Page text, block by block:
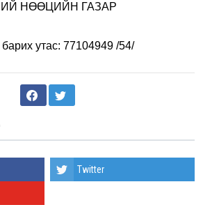
НӨӨЦИЙН ГАЗАР
утас: 77104949 /54/
Twitter